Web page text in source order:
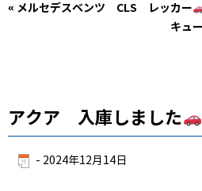
« メルセデスベンツ CLS レッカー
キュ
アクア 入庫しました
- 2024年12月14日